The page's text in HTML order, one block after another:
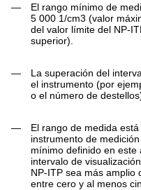
—
El rango mínimo de
5 000 1/cm3 (valor
del valor límite del NP-
superior).
—
La superación del
el instrumento (por
o el número de
—
El rango de medida
instrumento de
mínimo definido en
intervalo de
NP-ITP sea más amplio
entre cero y al menos